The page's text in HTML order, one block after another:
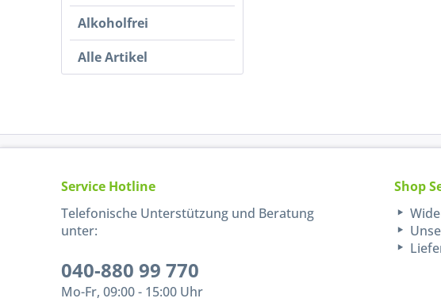
Alkoholfrei
Alle Artikel
Service Hotline
Telefonische Unterstützung und Beratung
unter:
040-880 99 770
Mo-Fr, 09:00 - 15:00 Uhr
Shop